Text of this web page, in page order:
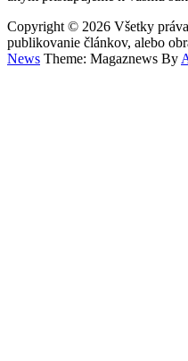
Copyright © 2026 Všetky
publikovanie článkov, alebo
News Theme: Magaznews By